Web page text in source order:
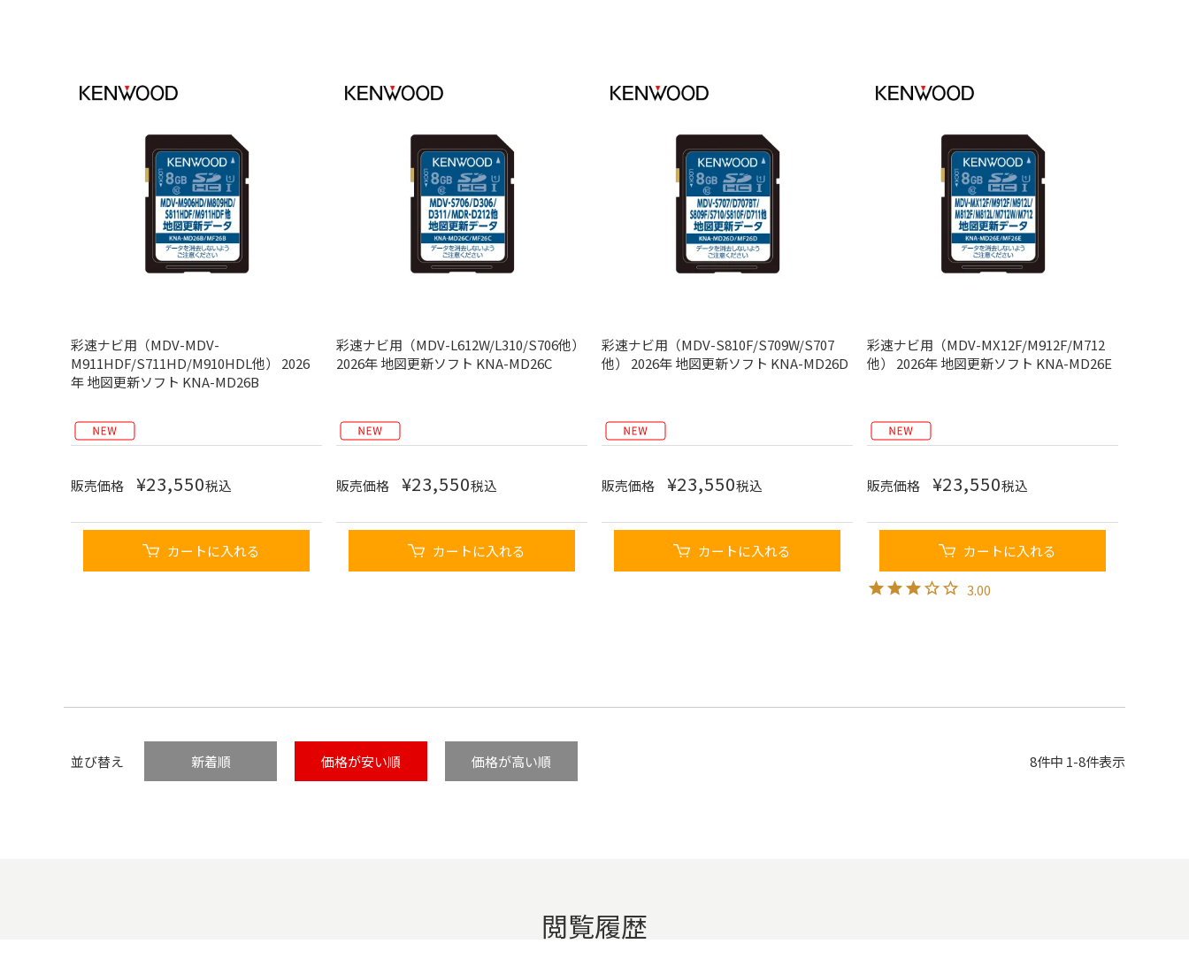
彩速ナビ用（MDV-MDV-
M911HDF/S711HD/M910HDL他） 2026
年 地図更新ソフト KNA-MD26B
販売価格 ¥23,550税込
カートに入れる
彩速ナビ用（MDV-L612W/L310/S706他）
2026年 地図更新ソフト KNA-MD26C
販売価格 ¥23,550税込
カートに入れる
彩速ナビ用（MDV-S810F/S709W/S707
他） 2026年 地図更新ソフト KNA-MD26D
販売価格 ¥23,550税込
カートに入れる
彩速ナビ用（MDV-MX12F/M912F/M712
他） 2026年 地図更新ソフト KNA-MD26E
販売価格 ¥23,550税込
カートに入れる
3.00
並び替え 新着順 価格が安い順 価格が高い順 8件中 1-8件表示
閲覧履歴